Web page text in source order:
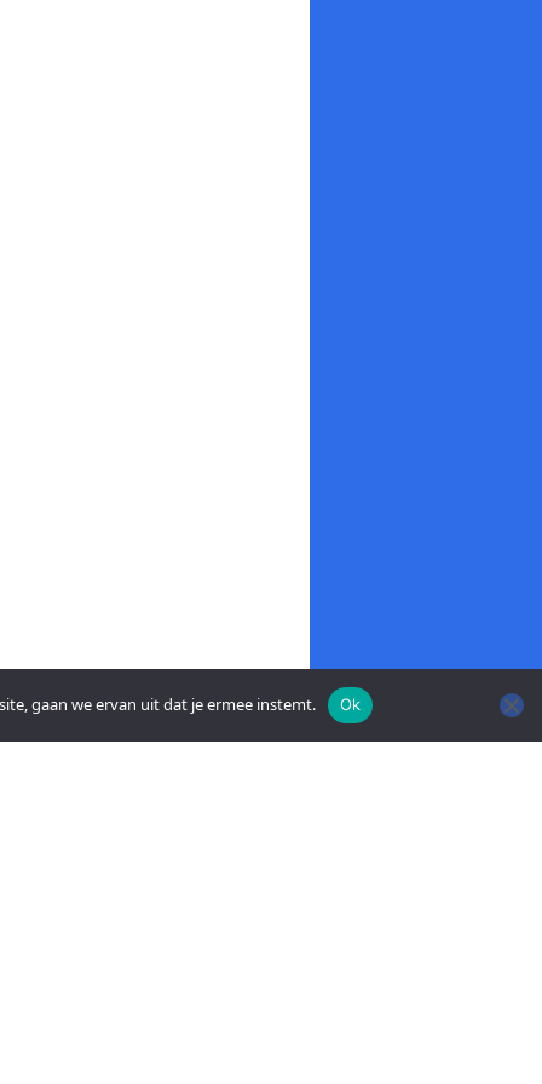
gaan we ervan uit dat je ermee instemt. Ok